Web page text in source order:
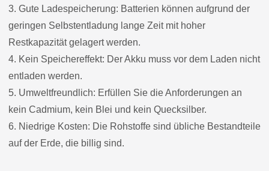
3. Gute Ladespeicherung: Batterien können aufgrund der
geringen Selbstentladung lange Zeit mit hoher
Restkapazität gelagert werden.
4. Kein Speichereffekt: Der Akku muss vor dem Laden nicht
entladen werden.
5. Umweltfreundlich: Erfüllen Sie die Anforderungen an
kein Cadmium, kein Blei und kein Quecksilber.
6. Niedrige Kosten: Die Rohstoffe sind übliche Bestandteile
auf der Erde, die billig sind.